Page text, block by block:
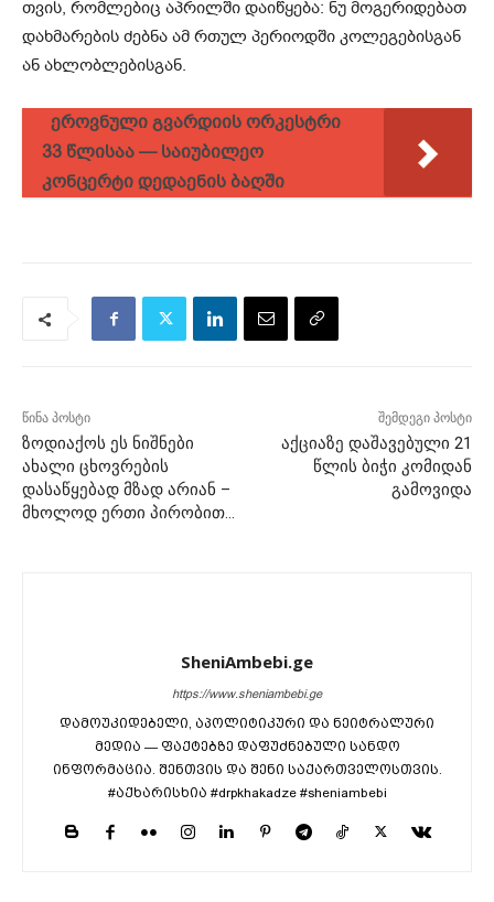
თვის, რომ­ლე­ბიც აპ­რილ­ში და­ი­წყე­ბა: ნუ მო­გე­რი­დე­ბათ
დახ­მა­რე­ბის ძებ­ნა ამ რთულ პე­რი­ოდ­ში კო­ლე­გე­ბის­გან
ან ახ­ლობ­ლე­ბის­გან.
ეროვნული გვარდიის ორკესტრი
33 წლისაა — საიუბილეო
კონცერტი დედაენის ბაღში
წინა პოსტი
ზოდიაქოს ეს ნიშნები
ახალი ცხოვრების
დასაწყებად მზად არიან –
მხოლოდ ერთი პირობით…
შემდეგი პოსტი
აქციაზე დაშავებული 21
წლის ბიჭი კომიდან
გამოვიდა
SheniAmbebi.ge
https://www.sheniambebi.ge
დამოუკიდებელი, აპოლიტიკური და ნეიტრალური
მედია — ფაქტებზე დაფუძნებული სანდო
ინფორმაცია. შენთვის და შენი საქართველოსთვის.
#აქხარისხია #drpkhakadze #sheniambebi